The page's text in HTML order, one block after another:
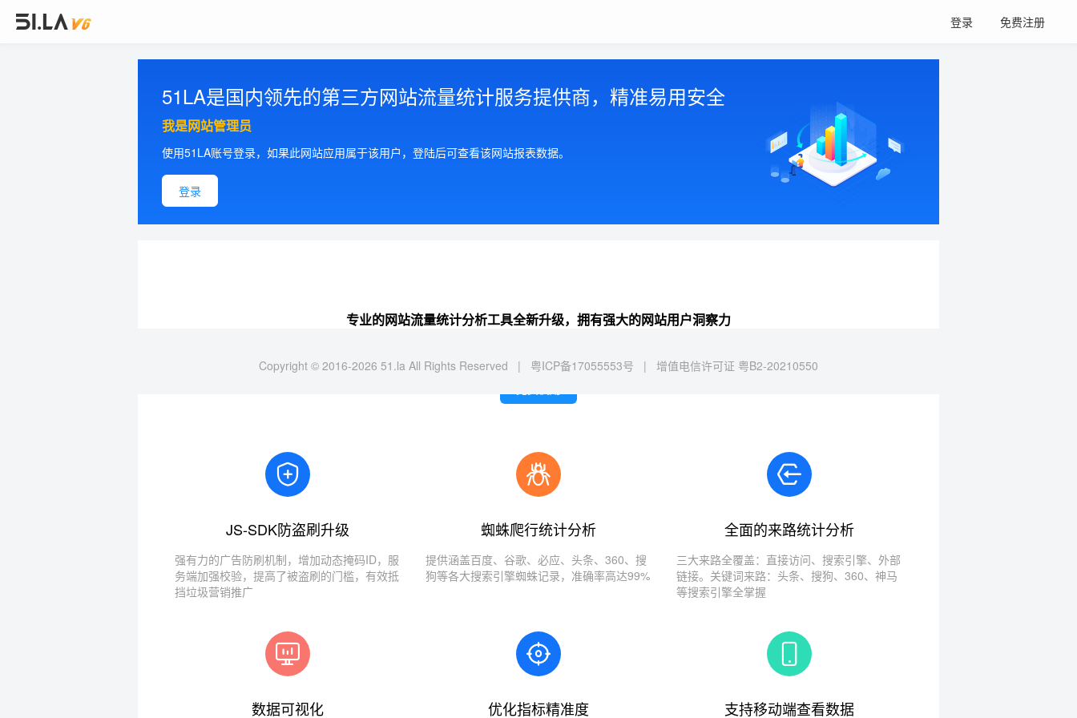
登录 免费注册
51LA是国内领先的第三方网站流量统计服务提供商，精准易用安全
我是网站管理员
使用51LA账号登录，如果此网站应用属于该用户，登陆后可查看该网站报表数据。
登录
专业的网站流量统计分析工具全新升级，拥有强大的网站用户洞察力
JS-SDK防盗刷升级
强有力的广告防刷机制，增加动态掩码ID，服
务端加强校验，提高了被盗刷的门槛，有效抵
挡垃圾营销推广
蜘蛛爬行统计分析
提供涵盖百度、谷歌、必应、头条、360、搜
狗等各大搜索引擎蜘蛛记录，准确率高达99%
全面的来路统计分析
三大来路全覆盖：直接访问、搜索引擎、外部
链接。关键词来路：头条、搜狗、360、神马
等搜索引擎全掌握
数据可视化 优化指标精准度 支持移动端查看数据
Copyright © 2016-2026 51.la All Rights Reserved | 粤ICP备17055553号 | 增值电信许可证 粤B2-20210550